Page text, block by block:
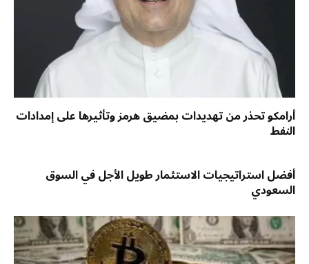
أرامكو تحذر من تهديدات بمضيق هرمز وتأثيرها على إمدادات
النفط
أفضل استراتيجيات الاستثمار طويل الأجل في السوق
السعودي